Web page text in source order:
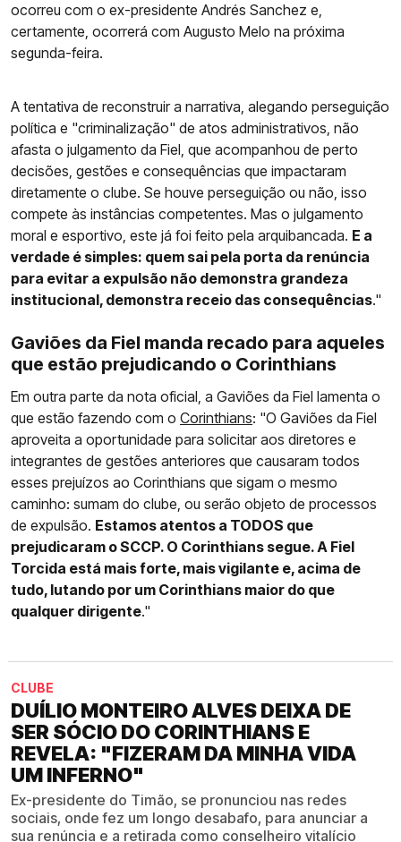
ocorreu com o ex-presidente Andrés Sanchez e,
certamente, ocorrerá com Augusto Melo na próxima
segunda-feira.
A tentativa de reconstruir a narrativa, alegando perseguição
política e "criminalização" de atos administrativos, não
afasta o julgamento da Fiel, que acompanhou de perto
decisões, gestões e consequências que impactaram
diretamente o clube. Se houve perseguição ou não, isso
compete às instâncias competentes. Mas o julgamento
moral e esportivo, este já foi feito pela arquibancada. E a
verdade é simples: quem sai pela porta da renúncia
para evitar a expulsão não demonstra grandeza
institucional, demonstra receio das consequências."
Gaviões da Fiel manda recado para aqueles
que estão prejudicando o Corinthians
Em outra parte da nota oficial, a Gaviões da Fiel lamenta o
que estão fazendo com o Corinthians: "O Gaviões da Fiel
aproveita a oportunidade para solicitar aos diretores e
integrantes de gestões anteriores que causaram todos
esses prejuízos ao Corinthians que sigam o mesmo
caminho: sumam do clube, ou serão objeto de processos
de expulsão. Estamos atentos a TODOS que
prejudicaram o SCCP. O Corinthians segue. A Fiel
Torcida está mais forte, mais vigilante e, acima de
tudo, lutando por um Corinthians maior do que
qualquer dirigente."
CLUBE
DUÍLIO MONTEIRO ALVES DEIXA DE
SER SÓCIO DO CORINTHIANS E
REVELA: "FIZERAM DA MINHA VIDA
UM INFERNO"
Ex-presidente do Timão, se pronunciou nas redes
sociais, onde fez um longo desabafo, para anunciar a
sua renúncia e a retirada como conselheiro vitalício